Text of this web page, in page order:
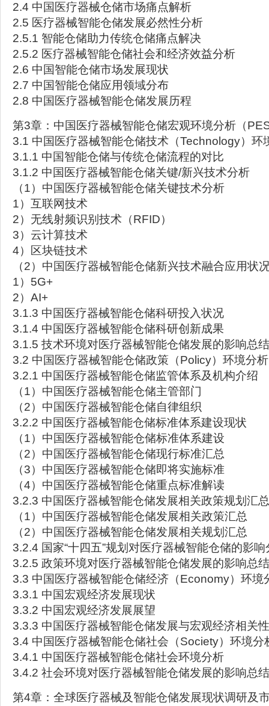
2.4 中国医疗器械仓储市场痛点解析
2.5 医疗器械智能仓储发展必然性分析
2.5.1 智能仓储助力传统仓储痛点解决
2.5.2 医疗器械智能仓储社会和经济效益分析
2.6 中国智能仓储市场发展现状
2.7 中国智能仓储应用领域分布
2.8 中国医疗器械智能仓储发展历程
第3章：中国医疗器械智能仓储宏观环境分析（
3.1 中国医疗器械智能仓储技术（Technology）环
3.1.1 中国智能仓储与传统仓储流程的对比
3.1.2 中国医疗器械智能仓储关键/新兴技术分析
（1）中国医疗器械智能仓储关键技术分析
1）互联网技术
2）无线射频识别技术（RFID）
3）云计算技术
4）区块链技术
（2）中国医疗器械智能仓储新兴技术融合应用状
1）5G+
2）AI+
3.1.3 中国医疗器械智能仓储科研投入状况
3.1.4 中国医疗器械智能仓储科研创新成果
3.1.5 技术环境对医疗器械智能仓储发展的影响总结
3.2 中国医疗器械智能仓储政策（Policy）环境分析
3.2.1 中国医疗器械智能仓储监管体系及机构介绍
（1）中国医疗器械智能仓储主管部门
（2）中国医疗器械智能仓储自律组织
3.2.2 中国医疗器械智能仓储标准体系建设现状
（1）中国医疗器械智能仓储标准体系建设
（2）中国医疗器械智能仓储现行标准汇总
（3）中国医疗器械智能仓储即将实施标准
（4）中国医疗器械智能仓储重点标准解读
3.2.3 中国医疗器械智能仓储发展相关政策规划汇
（1）中国医疗器械智能仓储发展相关政策汇总
（2）中国医疗器械智能仓储发展相关规划汇总
3.2.4 国家“十四五”规划对医疗器械智能仓储的影响
3.2.5 政策环境对医疗器械智能仓储发展的影响总结
3.3 中国医疗器械智能仓储经济（Economy）环境
3.3.1 中国宏观经济发展现状
3.3.2 中国宏观经济发展展望
3.3.3 中国医疗器械智能仓储发展与宏观经济相关
3.4 中国医疗器械智能仓储社会（Society）环境分
3.4.1 中国医疗器械智能仓储社会环境分析
3.4.2 社会环境对医疗器械智能仓储发展的影响总结
第4章：全球医疗器械及智能仓储发展现状调研及